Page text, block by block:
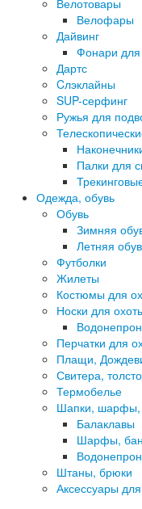
Велотовары
Велофары
Дайвинг
Фонари для
Дартс
Cлэклайны
SUP-серфинг
Ружья для
Палки для
Одежда, обувь
Обувь
Зимняя
Летняя
Футболки
Жилеты
Костюмы для
Носки для
Перчатки для
Плащи,
Свитера,
Термобелье
Шапки, шарфы,
Балаклавы
Шарфы,
Штаны, брюки
Аксессуары